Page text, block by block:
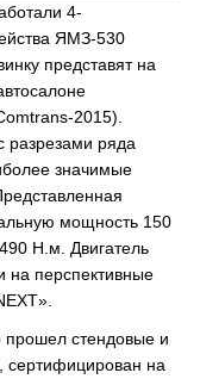
4-
ЯМЗ-530
представят на
2015).
разрезами ряда
значимые
мощность 150
Н.м. Двигатель
на перспективные
прошел стендовые и
сертифицирован на